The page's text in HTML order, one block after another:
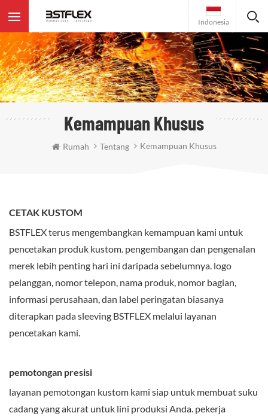
Indonesia
Kemampuan Khusus
Rumah Tentang Kemampuan Khusus
CETAK KUSTOM
BSTFLEX terus mengembangkan kemampuan kami untuk
pencetakan produk kustom. pengembangan dan pengenalan
merek lebih penting hari ini daripada sebelumnya. logo
pelanggan, nomor telepon, nama produk, nomor bagian,
informasi perusahaan, dan label peringatan biasanya
diterapkan pada sleeving BSTFLEX melalui layanan
pencetakan kami.
pemotongan presisi
layanan pemotongan kustom kami siap untuk membuat suku
cadang yang akurat untuk lini produksi Anda. pekerja